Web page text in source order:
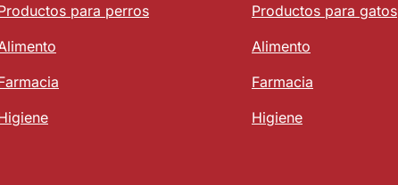
para perros
Productos para gatos
Alimento
Farmacia
Higiene